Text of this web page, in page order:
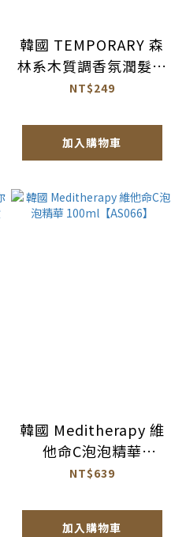
韓國 TEMPORARY 森
林系木質調香氛潤髮乳
1077ml【AH064】
NT$249
加入購物車
韓國 Meditherapy 維
他命C泡泡精華
100ml【AS066】
NT$639
加入購物車